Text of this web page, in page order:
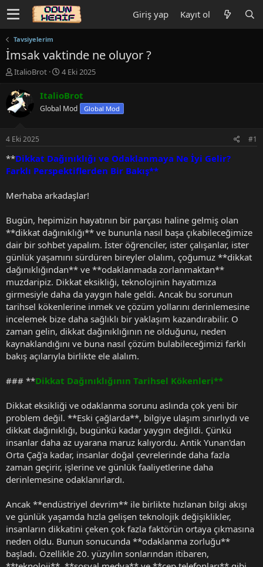
Giriş yap Kayıt ol
Tavsiyelerim
İmsak vaktinde ne oluyor ?
K
n
u
y
b
a
ş
a
a
ItalioBrot
B
ş
a
ı
ç
t
a
i
i
4 Eki 2025
ItalioBrot
Global Mod Global Mod
4 Eki 2025 #1
**Dikkat Dağınıklığı ve Odaklanmaya Ne İyi Gelir?
Farklı Perspektiflerden Bir Bakış**
Merhaba arkadaşlar!
Bugün, hepimizin hayatının bir parçası haline gelmiş olan
**dikkat dağınıklığı** ve bununla nasıl başa çıkabileceğimize
dair bir sohbet yapalım. İster öğrenciler, ister çalışanlar, ister
günlük yaşamını sürdüren bireyler olalım, çoğumuz **dikkat
dağınıklığından** ve **odaklanmada zorlanmaktan**
muzdaripiz. Dikkat eksikliği, teknolojinin hayatımıza
girmesiyle daha da yaygın hale geldi. Ancak bu sorunun
tarihsel kökenlerine inmek ve çözüm yollarını derinlemesine
incelemek bize daha sağlıklı bir yaklaşım kazandırabilir. O
zaman gelin, dikkat dağınıklığının ne olduğunu, neden
kaynaklandığını ve buna nasıl çözüm bulabileceğimizi farklı
bakış açılarıyla birlikte ele alalım.
### **Dikkat Dağınıklığının Tarihsel Kökenleri**
Dikkat eksikliği ve odaklanma sorunu aslında çok yeni bir
problem değil. **Eski çağlarda**, bilgiye ulaşım sınırlıydı ve
dikkat dağınıklığı, bugünkü kadar yaygın değildi. Çünkü
insanlar daha az uyarana maruz kalıyordu. Antik Yunan'dan
Orta Çağ'a kadar, insanlar doğal çevrelerinde daha fazla
zaman geçirir, işlerine ve günlük faaliyetlerine daha
derinlemesine odaklanırlardı.
Ancak **endüstriyel devrim** ile birlikte hızlanan bilgi akışı
ve günlük yaşamda hızla gelişen teknolojik değişiklikler,
insanların dikkatini çeken çok fazla faktörün ortaya çıkmasına
neden oldu. Bunun sonucunda **odaklanma zorluğu**
başladı. Özellikle 20. yüzyılın sonlarından itibaren,